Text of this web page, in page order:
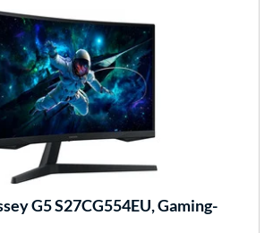
G5 S27CG554EU, Gaming-